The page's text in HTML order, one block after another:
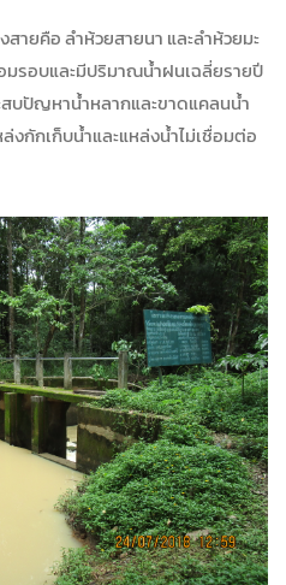
ายคือ ลำห้วยสายนา และลำห้วยมะ
มรอบและมีปริมาณน้ำฝนเฉลี่ยรายปี
บปัญหาน้ำหลากและขาดแคลนน้ำ
งกักเก็บน้ำและแหล่งน้ำไม่เชื่อมต่อ